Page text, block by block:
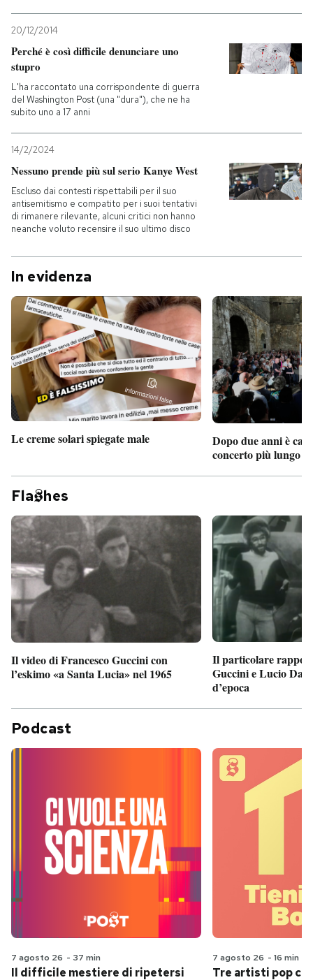
20/12/2014
Perché è così difficile denunciare uno
stupro
L'ha raccontato una corrispondente di guerra
del Washington Post (una "dura"), che ne ha
subito uno a 17 anni
14/2/2024
Nessuno prende più sul serio Kanye West
Escluso dai contesti rispettabili per il suo
antisemitismo e compatito per i suoi tentativi
di rimanere rilevante, alcuni critici non hanno
neanche voluto recensire il suo ultimo disco
In evidenza
Le creme solari spiegate male
Dopo due anni è
concerto più lungo
Fla hes
Il video di Francesco Guccini con
l’eskimo «a Santa Lucia» nel 1965
Il particolare
Guccini e Lucio
d’epoca
Podcast
7 agosto 26 - 37 min
Il difficile mestiere di ripetersi
7 agosto 26 - 16 min
Tre artisti pop